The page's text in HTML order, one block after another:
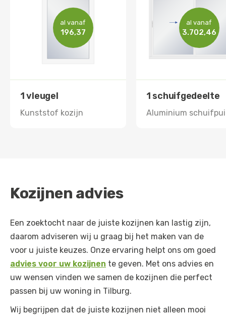
al vanaf
196,37
1 vleugel
Kunststof kozijn
al vanaf
3.702,46
1 schuifgedeelte
Aluminium schuifpui
Kozijnen advies
Een zoektocht naar de juiste kozijnen kan lastig zijn,
daarom adviseren wij u graag bij het maken van de
voor u juiste keuzes. Onze ervaring helpt ons om goed
advies voor uw kozijnen te geven. Met ons advies en
uw wensen vinden we samen de kozijnen die perfect
passen bij uw woning in Tilburg.
Wij begrijpen dat de juiste kozijnen niet alleen mooi